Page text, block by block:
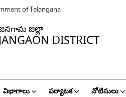
of Telangana
జిల్లా
DISTRICT
విభాగాలు పర్యాటక నోటిసులు